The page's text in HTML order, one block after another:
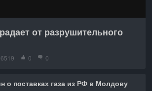
от разрушительного
0 0
о поставках газа из РФ в Молдову